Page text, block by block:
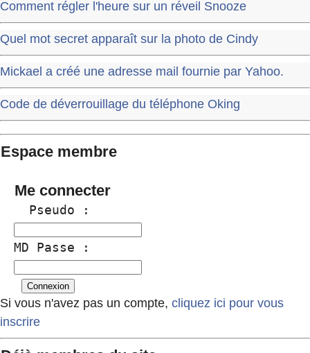
Comment régler l'heure sur un réveil Snooze
Quel mot secret apparaît sur la photo de Cindy
Mickael a créé une adresse mail fournie par Yahoo.
Code de déverrouillage du téléphone Oking
Espace membre
Me connecter
  Pseudo :
MD Passe :
Si vous n'avez pas un compte, cliquez ici pour vous
inscrire